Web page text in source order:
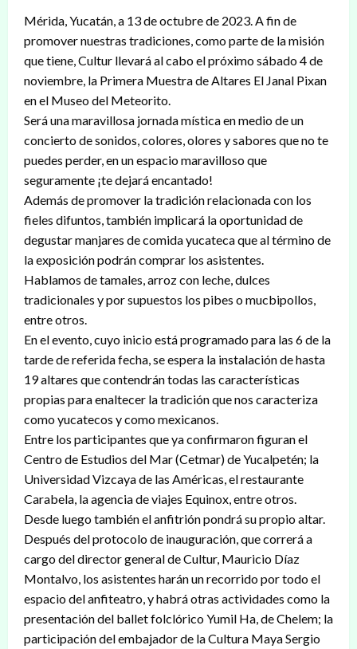
Mérida, Yucatán, a 13 de octubre de 2023. A fin de
promover nuestras tradiciones, como parte de la misión
que tiene, Cultur llevará al cabo el próximo sábado 4 de
noviembre, la Primera Muestra de Altares El Janal Pixan
en el Museo del Meteorito.
Será una maravillosa jornada mística en medio de un
concierto de sonidos, colores, olores y sabores que no te
puedes perder, en un espacio maravilloso que
seguramente ¡te dejará encantado!
Además de promover la tradición relacionada con los
fieles difuntos, también implicará la oportunidad de
degustar manjares de comida yucateca que al término de
la exposición podrán comprar los asistentes.
Hablamos de tamales, arroz con leche, dulces
tradicionales y por supuestos los pibes o mucbipollos,
entre otros.
En el evento, cuyo inicio está programado para las 6 de la
tarde de referida fecha, se espera la instalación de hasta
19 altares que contendrán todas las características
propias para enaltecer la tradición que nos caracteriza
como yucatecos y como mexicanos.
Entre los participantes que ya confirmaron figuran el
Centro de Estudios del Mar (Cetmar) de Yucalpetén; la
Universidad Vizcaya de las Américas, el restaurante
Carabela, la agencia de viajes Equinox, entre otros.
Desde luego también el anfitrión pondrá su propio altar.
Después del protocolo de inauguración, que correrá a
cargo del director general de Cultur, Mauricio Díaz
Montalvo, los asistentes harán un recorrido por todo el
espacio del anfiteatro, y habrá otras actividades como la
presentación del ballet folclórico Yumil Ha, de Chelem; la
participación del embajador de la Cultura Maya Sergio